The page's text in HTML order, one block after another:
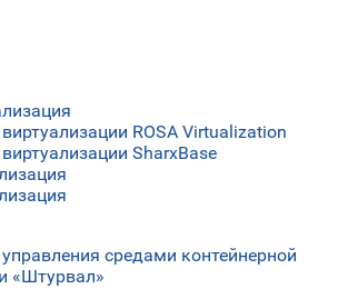
ROSA Virtualization
SharxBase
средами контейнерной
«Штурвал»